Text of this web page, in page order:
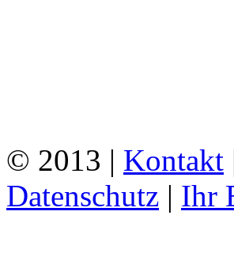
© 2013 | Kontakt
Datenschutz | Ihr